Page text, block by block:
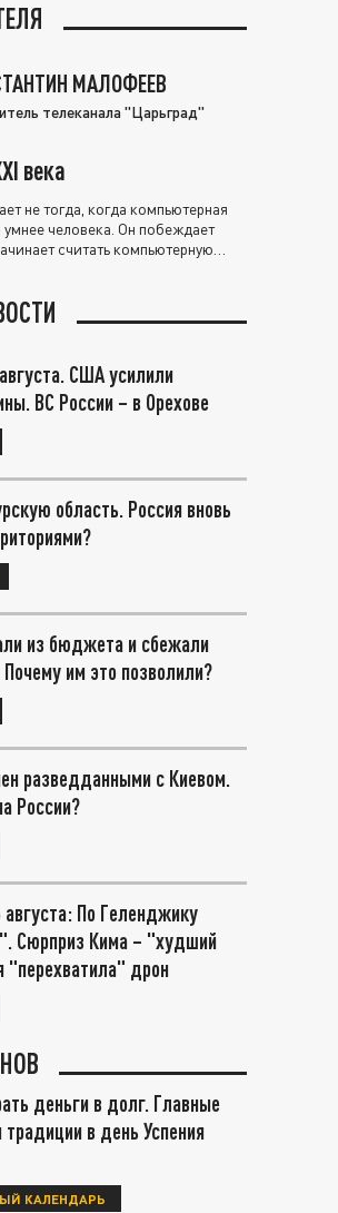
МАЛОФЕЕВ
телеканала "Царьград"
века
не тогда, когда компьютерная
умнее человека. Он побеждает
считать компьютерную
США усилили
ВС России – в Орехове
область. Россия вновь
из бюджета и сбежали
им это позволили?
разведданными с Киевом.
России?
По Геленджику
Сюрприз Кима – "худший
"перехватила" дрон
деньги в долг. Главные
в день Успения
КАЛЕНДАРЬ